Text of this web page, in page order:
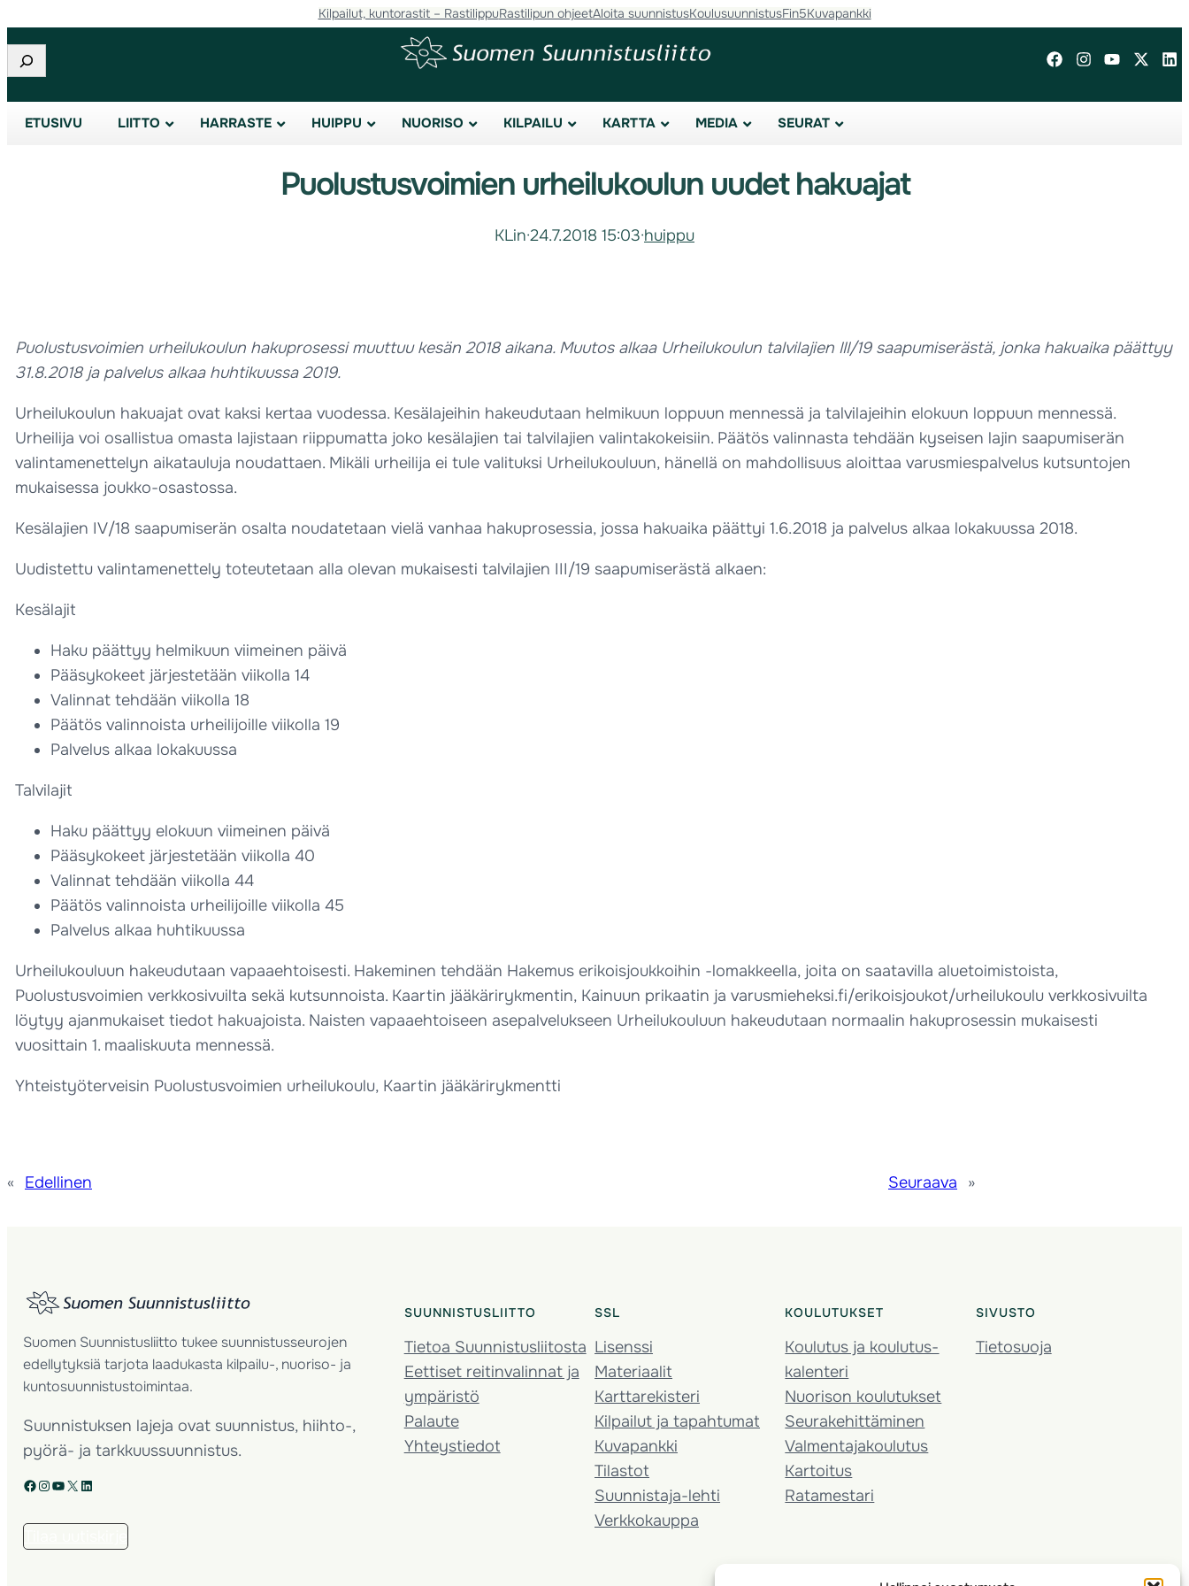
Kilpailut, kuntorastit – RastilippuRastilipun ohjeetAloita suunnistusKoulusuunnistusFin5Kuvapankki
Etsi
ETUSIVU LIITTO HARRASTE HUIPPU NUORISO KILPAILU KARTTA MEDIA SEURAT
Puolustusvoimien urheilukoulun uudet hakuajat
KLin·24.7.2018 15:03·huippu
Puolustusvoimien urheilukoulun hakuprosessi muuttuu kesän 2018 aikana. Muutos alkaa Urheilukoulun talvilajien III/19 saapumiserästä, jonka hakuaika päättyy
31.8.2018 ja palvelus alkaa huhtikuussa 2019.
Urheilukoulun hakuajat ovat kaksi kertaa vuodessa. Kesälajeihin hakeudutaan helmikuun loppuun mennessä ja talvilajeihin elokuun loppuun mennessä.
Urheilija voi osallistua omasta lajistaan riippumatta joko kesälajien tai talvilajien valintakokeisiin. Päätös valinnasta tehdään kyseisen lajin saapumiserän
valintamenettelyn aikatauluja noudattaen. Mikäli urheilija ei tule valituksi Urheilukouluun, hänellä on mahdollisuus aloittaa varusmiespalvelus kutsuntojen
mukaisessa joukko-osastossa.
Kesälajien IV/18 saapumiserän osalta noudatetaan vielä vanhaa hakuprosessia, jossa hakuaika päättyi 1.6.2018 ja palvelus alkaa lokakuussa 2018.
Uudistettu valintamenettely toteutetaan alla olevan mukaisesti talvilajien III/19 saapumiserästä alkaen:
Kesälajit
Haku päättyy helmikuun viimeinen päivä
Pääsykokeet järjestetään viikolla 14
Valinnat tehdään viikolla 18
Päätös valinnoista urheilijoille viikolla 19
Palvelus alkaa lokakuussa
Talvilajit
Haku päättyy elokuun viimeinen päivä
Pääsykokeet järjestetään viikolla 40
Valinnat tehdään viikolla 44
Päätös valinnoista urheilijoille viikolla 45
Palvelus alkaa huhtikuussa
Urheilukouluun hakeudutaan vapaaehtoisesti. Hakeminen tehdään Hakemus erikoisjoukkoihin -lomakkeella, joita on saatavilla aluetoimistoista,
Puolustusvoimien verkkosivuilta sekä kutsunnoista. Kaartin jääkärirykmentin, Kainuun prikaatin ja varusmieheksi.fi/erikoisjoukot/urheilukoulu verkkosivuilta
löytyy ajanmukaiset tiedot hakuajoista. Naisten vapaaehtoiseen asepalvelukseen Urheilukouluun hakeudutaan normaalin hakuprosessin mukaisesti
vuosittain 1. maaliskuuta mennessä.
Yhteistyöterveisin Puolustusvoimien urheilukoulu, Kaartin jääkärirykmentti
« Edellinen Seuraava »
Suomen Suunnistusliitto tukee suunnistusseurojen
edellytyksiä tarjota laadukasta kilpailu-, nuoriso- ja
kuntosuunnistustoimintaa.
Suunnistuksen lajeja ovat suunnistus, hiihto-,
pyörä- ja tarkkuussuunnistus.
Facebook Instagram YouTube X LinkedIn
SUUNNISTUSLIITTO
Tietoa Suunnistusliitosta
Eettiset reitinvalinnat ja
ympäristö
Palaute
Yhteystiedot
SSL
Lisenssi
Materiaalit
Karttarekisteri
Kilpailut ja tapahtumat
Kuvapankki
Tilastot
Suunnistaja-lehti
Verkkokauppa
KOULUTUKSET
Koulutus ja koulutus­
kalenteri
Nuorison koulutukset
Seura­kehittäminen
Valmentaja­koulutus
Kartoitus
Ratamestari
SIVUSTO
Tietosuoja